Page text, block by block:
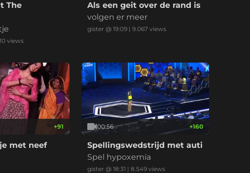
The
views
Als een geit over de rand is
volgen er meer
gister @ 19:09 |9.067 views
+91
met neef
00:56 +160
Spellingswedstrijd met auti
Spel hypoxemia
gister @ 18:31 |8.549 views